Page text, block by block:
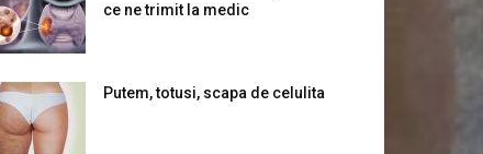
ce ne trimit la medic
Putem, totusi, scapa de celulita